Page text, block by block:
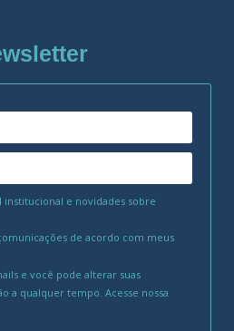
e novidades sobre
de acordo com meus
e você pode alterar suas
a qualquer tempo. Acesse nossa